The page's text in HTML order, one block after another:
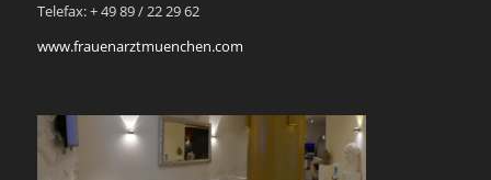
Telefax: + 49 89 / 22 29 62
www.frauenarztmuenchen.com